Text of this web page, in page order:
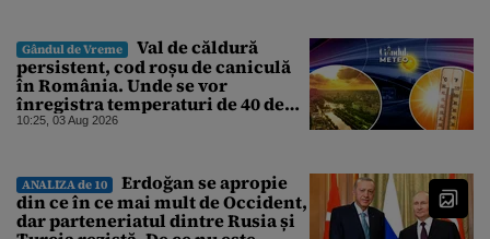
abătut o cupolă de foc”
Gândul de Vreme
Val de căldură
persistent, cod roșu de caniculă
în România. Unde se vor
înregistra temperaturi de 40 de
grade, potrivit ANM
10:25, 03 Aug 2026
ANALIZA de 10
Erdoğan se apropie
din ce în ce mai mult de Occident,
dar parteneriatul dintre Rusia și